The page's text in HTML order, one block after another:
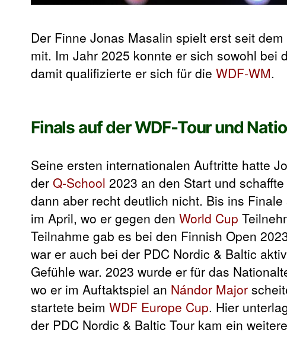
Der Finne Jonas Masalin spielt erst seit
mit. Im Jahr 2025 konnte er sich sowohl bei
damit qualifizierte er sich für die WDF-WM.
Finals auf der WDF-Tour und
Seine ersten internationalen Auftritte hatte
der Q-School 2023 an den Start und
dann aber recht deutlich nicht. Bis ins
im April, wo er gegen den World Cup
Teilnahme gab es bei den Finnish Open
war er auch bei der PDC Nordic & Baltic
Gefühle war. 2023 wurde er für das
wo er im Auftaktspiel an Nándor Major
startete beim WDF Europe Cup. Hier
der PDC Nordic & Baltic Tour kam ein